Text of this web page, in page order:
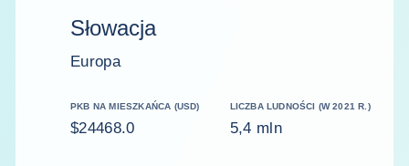
Słowacja
Europa
PKB NA MIESZKAŃCA (USD)
$24468.0
LICZBA LUDNOŚCI (W 2021 R.)
5,4 mln